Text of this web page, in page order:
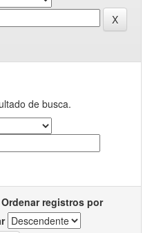
de busca.
Ordenar registros por